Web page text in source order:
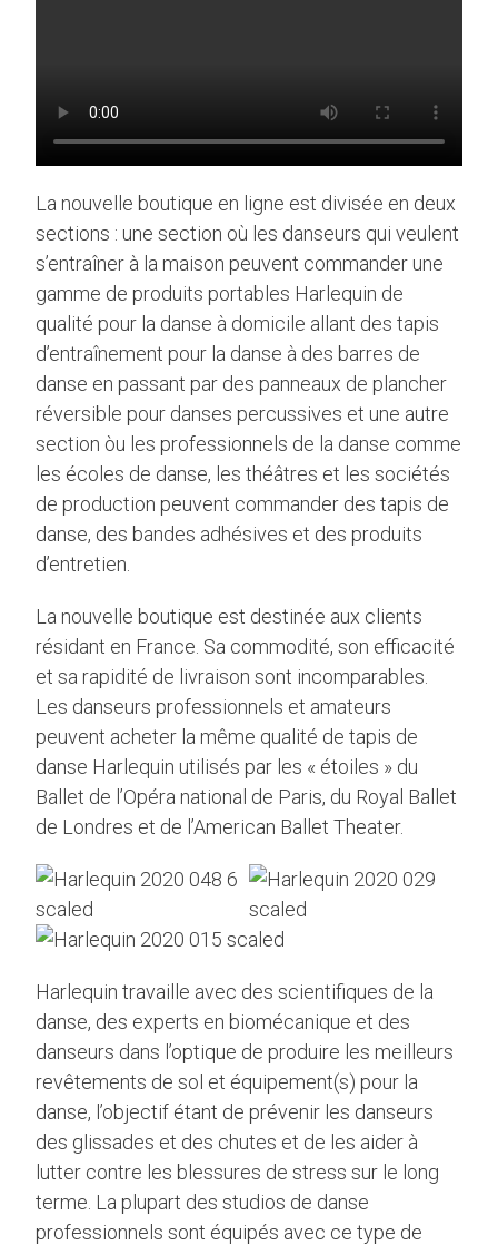
La nouvelle boutique en ligne est divisée en deux
sections : une section où les danseurs qui veulent
s’entraîner à la maison peuvent commander une
gamme de produits portables Harlequin de
qualité pour la danse à domicile allant des tapis
d’entraînement pour la danse à des barres de
danse en passant par des panneaux de plancher
réversible pour danses percussives et une autre
section òu les professionnels de la danse comme
les écoles de danse, les théâtres et les sociétés
de production peuvent commander des tapis de
danse, des bandes adhésives et des produits
d’entretien.
La nouvelle boutique est destinée aux clients
résidant en France. Sa commodité, son efficacité
et sa rapidité de livraison sont incomparables.
Les danseurs professionnels et amateurs
peuvent acheter la même qualité de tapis de
danse Harlequin utilisés par les « étoiles » du
Ballet de l’Opéra national de Paris, du Royal Ballet
de Londres et de l’American Ballet Theater.
Harlequin travaille avec des scientifiques de la
danse, des experts en biomécanique et des
danseurs dans l’optique de produire les meilleurs
revêtements de sol et équipement(s) pour la
danse, l’objectif étant de prévenir les danseurs
des glissades et des chutes et de les aider à
lutter contre les blessures de stress sur le long
terme. La plupart des studios de danse
professionnels sont équipés avec ce type de